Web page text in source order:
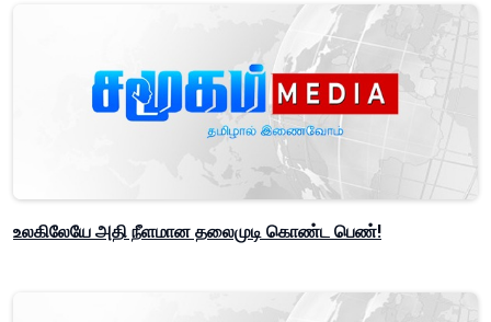
உலகிலேயே அதி நீளமான தலைமுடி கொண்ட பெண்!